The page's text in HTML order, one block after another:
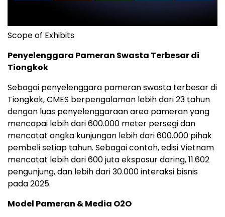
Scope of Exhibits
Penyelenggara Pameran Swasta Terbesar di
Tiongkok
Sebagai penyelenggara pameran swasta terbesar di
Tiongkok, CMES berpengalaman lebih dari 23 tahun
dengan luas penyelenggaraan area pameran yang
mencapai lebih dari 600.000 meter persegi dan
mencatat angka kunjungan lebih dari 600.000 pihak
pembeli setiap tahun. Sebagai contoh,edisi Vietnam
mencatat lebih dari 600 juta eksposur daring, 11.602
pengunjung, dan lebih dari 30.000 interaksi bisnis
pada 2025.
Model Pameran & Media O2O